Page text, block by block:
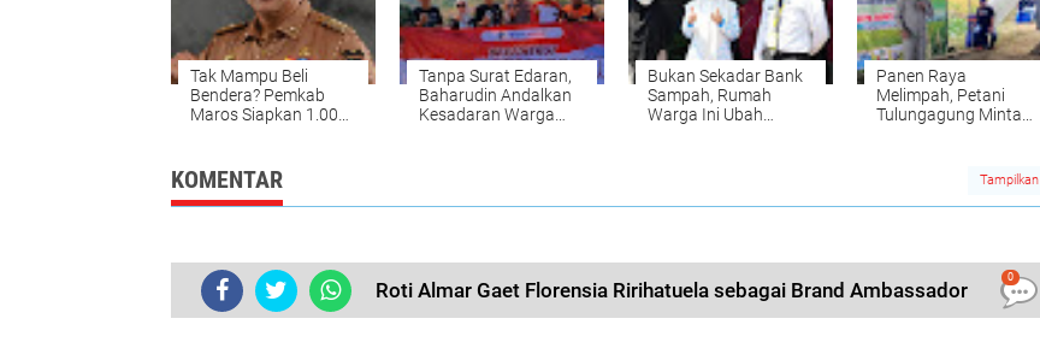
Tak Mampu Beli
Bendera? Pemkab
Maros Siapkan 1.000
Tanpa Surat Edaran,
Baharudin Andalkan
Kesadaran Warga
Bukan Sekadar Bank
Sampah, Rumah
Warga Ini Ubah
Panen Raya
Melimpah, Petani
Tulungagung Minta
KOMENTAR Tampilkan
Roti Almar Gaet Florensia Ririhatuela sebagai Brand Ambassador
0